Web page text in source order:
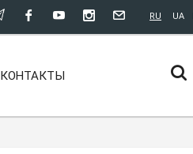
RU UA
КОНТАКТЫ